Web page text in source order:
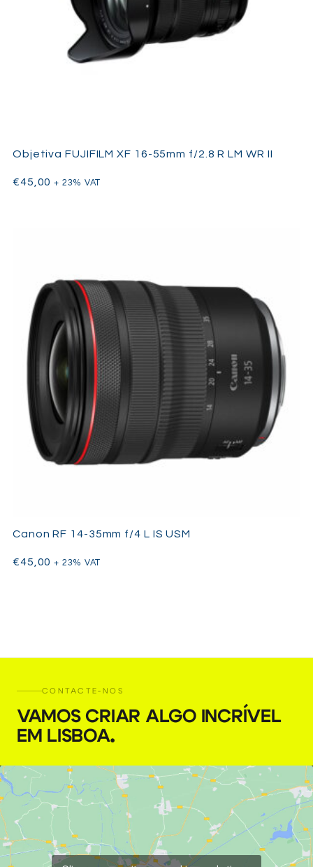
Objetiva FUJIFILM XF 16-55mm f/2.8 R LM WR II
€45,00 + 23% VAT
Canon RF 14-35mm f/4 L IS USM
€45,00 + 23% VAT
CONTACTE-NOS
VAMOS CRIAR ALGO INCRÍVEL
EM LISBOA.